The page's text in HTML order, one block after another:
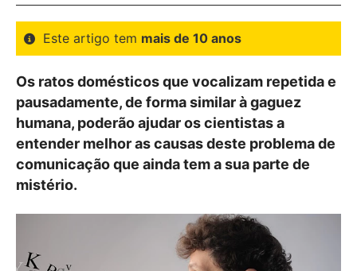
Este artigo tem mais de 10 anos
Os ratos domésticos que vocalizam repetida e
pausadamente, de forma similar à gaguez
humana, poderão ajudar os cientistas a
entender melhor as causas deste problema de
comunicação que ainda tem a sua parte de
mistério.